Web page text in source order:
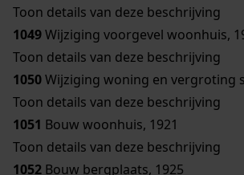
Toon details van deze beschrijving
1049Wijziging voorgevel woonhuis,
Toon details van deze beschrijving
1050Wijziging woning en vergroting
Toon details van deze beschrijving
1051 Bouw woonhuis, 1921
Toon details van deze beschrijving
1052 Bouw bergplaats, 1925